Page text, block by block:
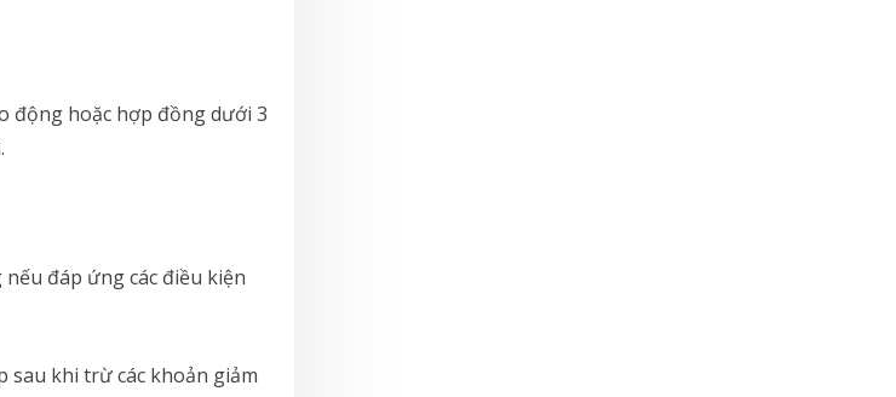
động hoặc hợp đồng dưới 3
đáp ứng các điều kiện
sau khi trừ các khoản giảm